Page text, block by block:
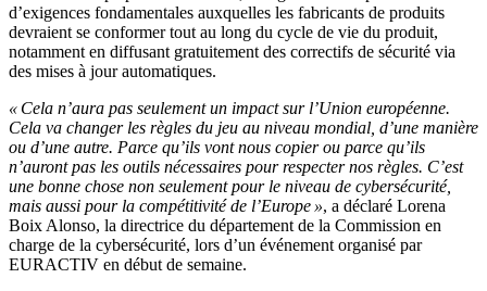
d’exigences fondamentales auxquelles les fabricants de produits
devraient se conformer tout au long du cycle de vie du produit,
notamment en diffusant gratuitement des correctifs de sécurité via
des mises à jour automatiques.
« Cela n’aura pas seulement un impact sur l’Union européenne.
Cela va changer les règles du jeu au niveau mondial, d’une manière
ou d’une autre. Parce qu’ils vont nous copier ou parce qu’ils
n’auront pas les outils nécessaires pour respecter nos règles. C’est
une bonne chose non seulement pour le niveau de cybersécurité,
mais aussi pour la compétitivité de l’Europe », a déclaré Lorena
Boix Alonso, la directrice du département de la Commission en
charge de la cybersécurité, lors d’un événement organisé par
EURACTIV en début de semaine.